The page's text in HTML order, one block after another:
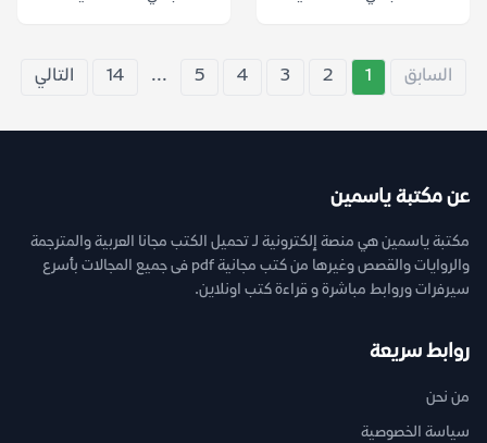
السابق 1
2
3
4
5
...
14 التالي
عن مكتبة ياسمين
مكتبة ياسمين هي منصة إلكترونية لـ تحميل الكتب مجانا العربية والمترجمة
والروايات والقصص وغيرها من كتب مجانية pdf فى جميع المجالات بأسرع
سيرفرات وروابط مباشرة و قراءة كتب اونلاين.
روابط سريعة
من نحن
سياسة الخصوصية